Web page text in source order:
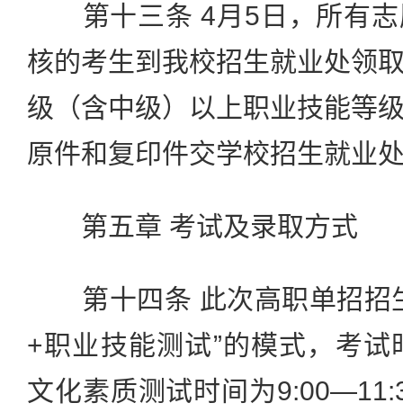
第十三条 4月5日，所有志
核的考生到我校招生就业处领
级（含中级）以上职业技能等
原件和复印件交学校招生就业
第五章 考试及录取方式
第十四条 此次高职单招招
+职业技能测试”的模式，考
文化素质测试时间为